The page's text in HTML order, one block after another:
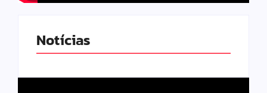
Notícias